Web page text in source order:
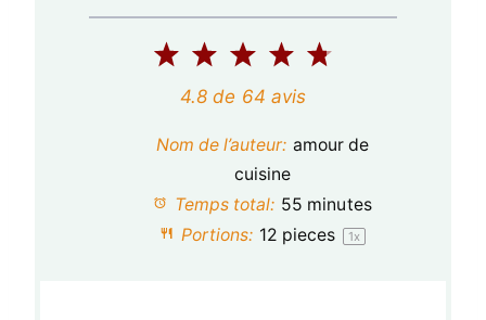
5
t
i
4
é
t
i
3
é
t
o
i
2
é
t
i
1
é
t
i
4.8 de 64 avis
Nom de l’auteur: amour de
cuisine
Temps total: 55 minutes
Portions: 12 pieces 1x